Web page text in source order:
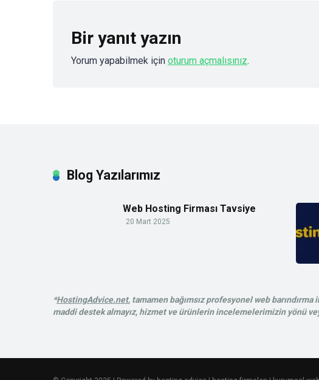
Bir yanıt yazın
Yorum yapabilmek için oturum açmalısınız.
Blog Yazılarımız
Web Hosting Firması Tavsiye
20 Mart 2025
*HostingAdvice.net, tamamen bağımsız profesyonel web
maddi destek almayız, hizmet ve ürünlerin incelemelerimizin yönü